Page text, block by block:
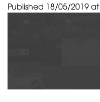
Published 18/05/2019at